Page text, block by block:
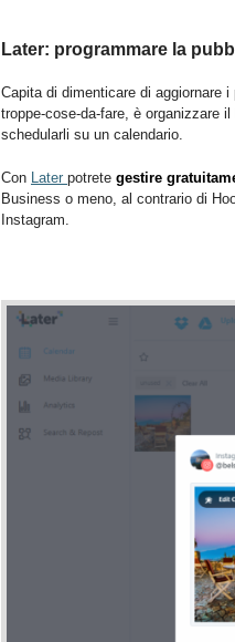
Later: programmare la
Capita di dimenticare di aggiornare i
troppe-cose-da-fare, è organizzare
schedularli su un calendario.
Con Later potrete gestire
Business o meno, al contrario di
Instagram.